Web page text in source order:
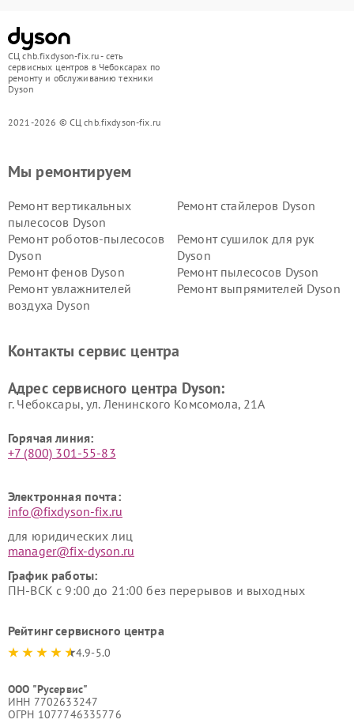
СЦ chb.fixdyson-fix.ru - сеть
сервисных центров в Чебоксарах по
ремонту и обслуживанию техники
Dyson
2021-2026 © СЦ chb.fixdyson-fix.ru
Мы ремонтируем
Ремонт вертикальных
пылесосов Dyson
Ремонт стайлеров Dyson
Ремонт роботов-пылесосов
Dyson
Ремонт сушилок для рук
Dyson
Ремонт фенов Dyson
Ремонт пылесосов Dyson
Ремонт увлажнителей
воздуха Dyson
Ремонт выпрямителей Dyson
Контакты сервис центра
Адрес сервисного центра Dyson:
г. Чебоксары, ул. Ленинского Комсомола, 21А
Горячая линия:
+7 (800) 301-55-83
Электронная почта:
info@fixdyson-fix.ru
для юридических лиц
manager@fix-dyson.ru
График работы:
ПН-ВСК с 9:00 до 21:00 без перерывов и выходных
Рейтинг сервисного центра
4.9-5.0
ООО "Русервис"
ИНН 7702633247
ОГРН 1077746335776